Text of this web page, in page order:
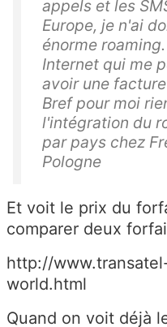
appels et les
Europe, je n'ai
énorme
Internet qui me
avoir une
Bref pour moi
l'intégration du
par pays chez
Pologne
Et voit le prix du
comparer deux
http://
world.html
Quand on voit déjà